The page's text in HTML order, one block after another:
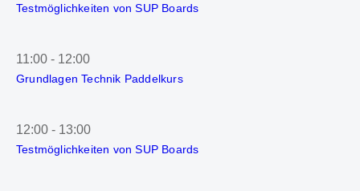
Testmöglichkeiten von SUP Boards
11:00 - 12:00
Grundlagen Technik Paddelkurs
12:00 - 13:00
Testmöglichkeiten von SUP Boards